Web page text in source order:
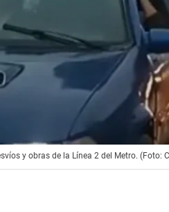
y obras de la Línea 2 del Metro. (Foto: